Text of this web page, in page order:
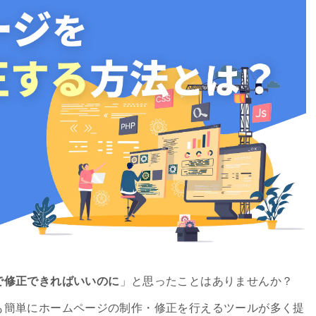
正できればいいのに 」と思ったことはありませんか？
単にホームページの制作・修正を行えるツールが多く提